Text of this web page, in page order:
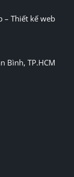
– Thiết kế web
Bình, TP.HCM